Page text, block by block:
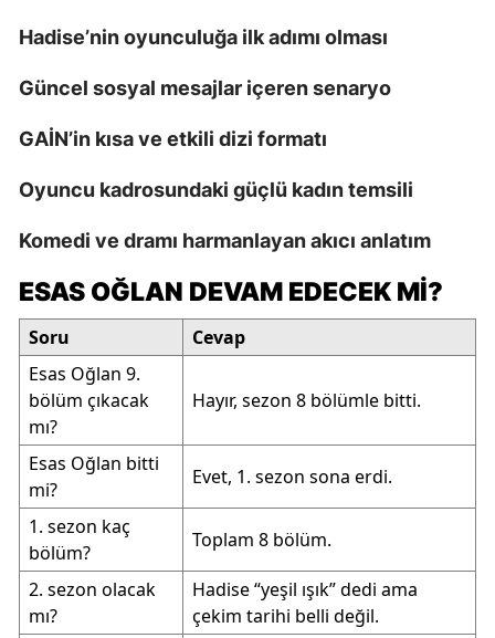
Hadise’nin oyunculuğa ilk adımı olması
Güncel sosyal mesajlar içeren senaryo
GAİN’in kısa ve etkili dizi formatı
Oyuncu kadrosundaki güçlü kadın temsili
Komedi ve dramı harmanlayan akıcı anlatım
ESAS OĞLAN DEVAM EDECEK MI?
Soru
Cevap
Esas Oğlan 9.
bölüm çıkacak
mı?
Hayır, sezon 8 bölümle bitti.
Esas Oğlan bitti
mi?
Evet, 1. sezon sona erdi.
1. sezon kaç
bölüm?
Toplam 8 bölüm.
2. sezon olacak
mı?
Hadise “yeşil ışık” dedi ama
çekim tarihi belli değil.